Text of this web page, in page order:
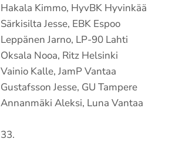
Hakala Kimmo, HyvBK Hyvinkää
Särkisilta Jesse, EBK Espoo
Leppänen Jarno, LP-90 Lahti
Oksala Nooa, Ritz Helsinki
Vainio Kalle, JamP Vantaa
Gustafsson Jesse, GU Tampere
Annanmäki Aleksi, Luna Vantaa
33.